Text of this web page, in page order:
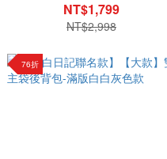
NT$1,799
NT$2,998
76折